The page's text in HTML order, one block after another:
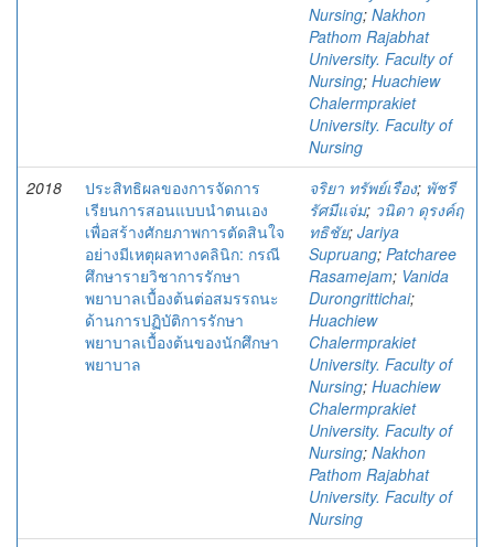
Nursing; Nakhon
Pathom Rajabhat
University. Faculty of
Nursing; Huachiew
Chalermprakiet
University. Faculty of
Nursing
2018
ประสิทธิผลของการจัดการ
เรียนการสอนแบบนําตนเอง
เพื่อสร้างศักยภาพการตัดสินใจ
อย่างมีเหตุผลทางคลินิก: กรณี
ศึกษารายวิชาการรักษา
พยาบาลเบื้องต้นต่อสมรรถนะ
ด้านการปฏิบัติการรักษา
พยาบาลเบื้องต้นของนักศึกษา
พยาบาล
จริยา ทรัพย์เรือง; พัชรี
รัศมีแจ่ม; วนิดา ดุรงค์ฤ
ทธิชัย; Jariya
Supruang; Patcharee
Rasamejam; Vanida
Durongrittichai;
Huachiew
Chalermprakiet
University. Faculty of
Nursing; Huachiew
Chalermprakiet
University. Faculty of
Nursing; Nakhon
Pathom Rajabhat
University. Faculty of
Nursing